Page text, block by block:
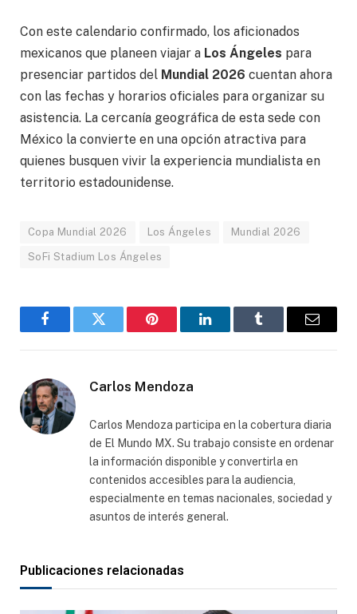
Con este calendario confirmado, los aficionados
mexicanos que planeen viajar a Los Ángeles para
presenciar partidos del Mundial 2026 cuentan ahora
con las fechas y horarios oficiales para organizar su
asistencia. La cercanía geográfica de esta sede con
México la convierte en una opción atractiva para
quienes busquen vivir la experiencia mundialista en
territorio estadounidense.
Copa Mundial 2026 Los Ángeles Mundial 2026
SoFi Stadium Los Ángeles
FacebookGorjeo Pinterest LinkedInTumblr
Correo
Carlos Mendoza
Carlos Mendoza participa en la cobertura diaria
de El Mundo MX. Su trabajo consiste en ordenar
la información disponible y convertirla en
contenidos accesibles para la audiencia,
especialmente en temas nacionales, sociedad y
asuntos de interés general.
Publicaciones relacionadas